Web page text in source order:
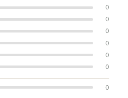
0
0
0
0
0
0
0